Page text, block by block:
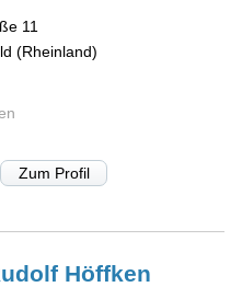
11
(Rheinland)
Zum Profil
Höffken